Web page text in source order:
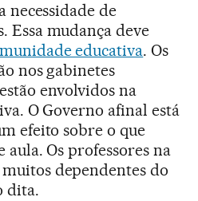
necessidade de
Essa mudança deve
educativa. Os
nos gabinetes
envolvidos na
O Governo afinal está
efeito sobre o que
aula. Os professores na
dependentes do
dita.